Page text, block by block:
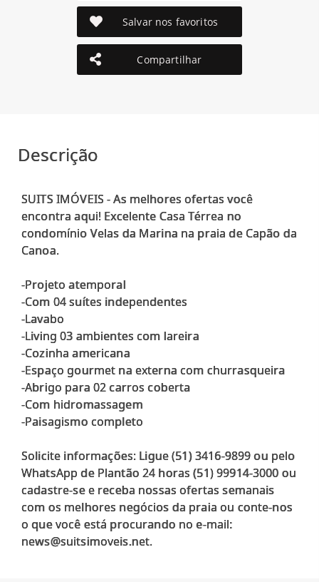
Salvar nos favoritos
Compartilhar
Descrição
SUITS IMÓVEIS - As melhores ofertas você
encontra aqui! Excelente Casa Térrea no
condomínio Velas da Marina na praia de Capão da
Canoa.
-Projeto atemporal
-Com 04 suítes independentes
-Lavabo
-Living 03 ambientes com lareira
-Cozinha americana
-Espaço gourmet na externa com churrasqueira
-Abrigo para 02 carros coberta
-Com hidromassagem
-Paisagismo completo
Solicite informações: Ligue (51) 3416-9899 ou pelo
WhatsApp de Plantão 24 horas (51) 99914-3000 ou
cadastre-se e receba nossas ofertas semanais
com os melhores negócios da praia ou conte-nos
o que você está procurando no e-mail: